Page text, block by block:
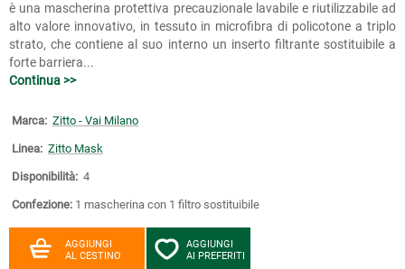
è una mascherina protettiva precauzionale lavabile e riutilizzabile ad
alto valore innovativo, in tessuto in microfibra di policotone a triplo
strato, che contiene al suo interno un inserto filtrante sostituibile a
forte barriera...
Continua >>
Marca: Zitto - Vai Milano
Linea: Zitto Mask
Disponibilità: 4
Confezione: 1 mascherina con 1 filtro sostituibile
AGGIUNGI
AL CESTINO
AGGIUNGI
AI PREFERITI